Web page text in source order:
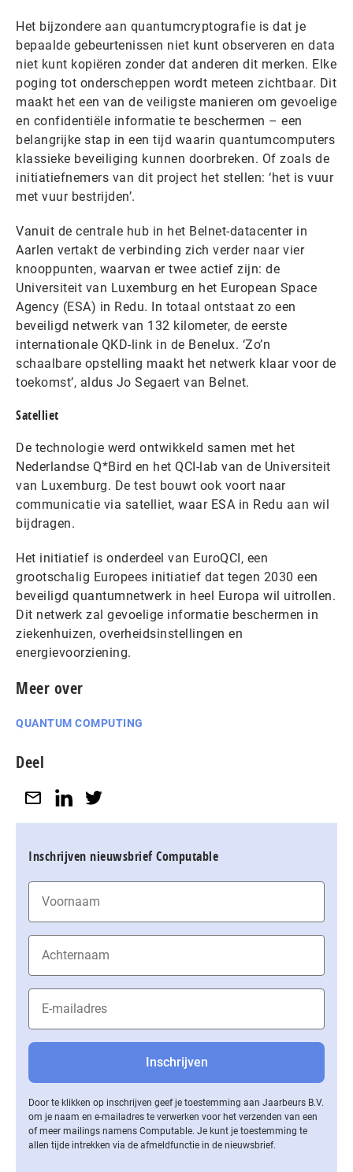
Het bijzondere aan quantumcryptografie is dat je
bepaalde gebeurtenissen niet kunt observeren en data
niet kunt kopiëren zonder dat anderen dit merken. Elke
poging tot onderscheppen wordt meteen zichtbaar. Dit
maakt het een van de veiligste manieren om gevoelige
en confidentiële informatie te beschermen – een
belangrijke stap in een tijd waarin quantumcomputers
klassieke beveiliging kunnen doorbreken. Of zoals de
initiatiefnemers van dit project het stellen: ‘het is vuur
met vuur bestrijden’.
Vanuit de centrale hub in het Belnet-datacenter in
Aarlen vertakt de verbinding zich verder naar vier
knooppunten, waarvan er twee actief zijn: de
Universiteit van Luxemburg en het European Space
Agency (ESA) in Redu. In totaal ontstaat zo een
beveiligd netwerk van 132 kilometer, de eerste
internationale QKD-link in de Benelux. ‘Zo’n
schaalbare opstelling maakt het netwerk klaar voor de
toekomst’, aldus Jo Segaert van Belnet.
Satelliet
De technologie werd ontwikkeld samen met het
Nederlandse Q*Bird en het QCI-lab van de Universiteit
van Luxemburg. De test bouwt ook voort naar
communicatie via satelliet, waar ESA in Redu aan wil
bijdragen.
Het initiatief is onderdeel van EuroQCI, een
grootschalig Europees initiatief dat tegen 2030 een
beveiligd quantumnetwerk in heel Europa wil uitrollen.
Dit netwerk zal gevoelige informatie beschermen in
ziekenhuizen, overheidsinstellingen en
energievoorziening.
Meer over
QUANTUM COMPUTING
Deel
Inschrijven nieuwsbrief Computable
Door te klikken op inschrijven geef je toestemming aan Jaarbeurs B.V.
om je naam en e-mailadres te verwerken voor het verzenden van een
of meer mailings namens Computable. Je kunt je toestemming te
allen tijde intrekken via de af­meld­func­tie in de nieuwsbrief.